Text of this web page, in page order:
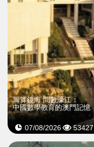
籌算鏡海 問數濠江：
中國數學教育的澳門記憶
07/08/2026 53427